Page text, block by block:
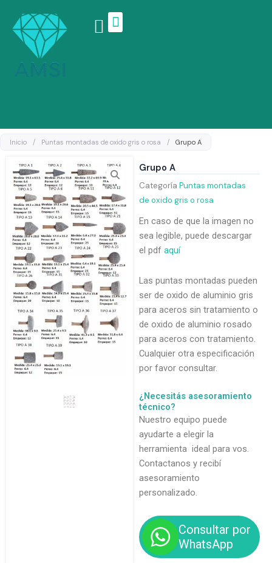
contenido
Inicio / Puntas montadas de oxido gris o rosa / Grupo A
Grupo A
Categoría Puntas montadas
de oxido gris o rosa
En caso de que la imagen no
sea legible, puede descargar
el pdf aquí
Las puntas montadas pueden
ser de oxido de aluminio gris
para aceros sin tratamiento o
de oxido de aluminio rosado
para aceros con tratamiento.
Cualquier otra especificación
por favor consultar.
¿Necesitás asesoramiento
técnico?
Nuestro equipo puede
ayudarte a elegir la
herramienta ideal para vos.
Contactanos y recibí
asesoramiento
personalizado.
Consultar por
WhatsApp